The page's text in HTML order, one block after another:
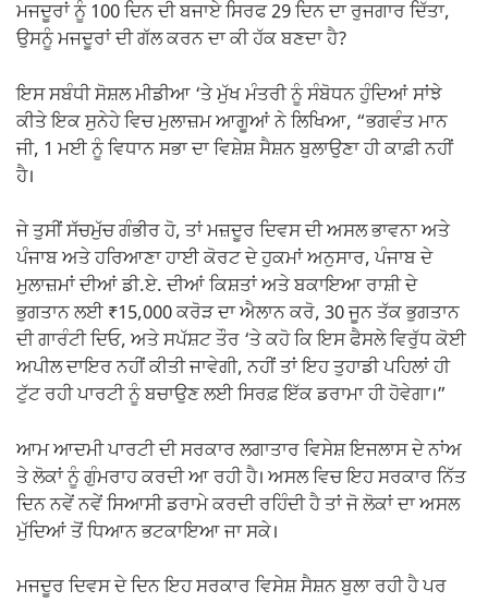
ਮਜਦੂਰਾਂ ਨੂੰ 100 ਦਿਨ ਦੀ ਬਜਾਏ ਸਿਰਫ 29 ਦਿਨ ਦਾ ਰੁਜਗਾਰ ਦਿੱਤਾ,
ਉਸਨੂੰ ਮਜਦੂਰਾਂ ਦੀ ਗੱਲ ਕਰਨ ਦਾ ਕੀ ਹੱਕ ਬਣਦਾ ਹੈ?
ਇਸ ਸਬੰਧੀ ਸੋਸ਼ਲ ਮੀਡੀਆ ‘ਤੇ ਮੁੱਖ ਮੰਤਰੀ ਨੂੰ ਸੰਬੋਧਨ ਹੁੰਦਿਆਂ ਸਾਂਝੇ
ਕੀਤੇ ਇਕ ਸੁਨੇਹੇ ਵਿਚ ਮੁਲਾਜ਼ਮ ਆਗੂਆਂ ਨੇ ਲਿਖਿਆ, “ਭਗਵੰਤ ਮਾਨ
ਜੀ, 1 ਮਈ ਨੂੰ ਵਿਧਾਨ ਸਭਾ ਦਾ ਵਿਸ਼ੇਸ਼ ਸੈਸ਼ਨ ਬੁਲਾਉਣਾ ਹੀ ਕਾਫ਼ੀ ਨਹੀਂ
ਹੈ।
ਜੇ ਤੁਸੀਂ ਸੱਚਮੁੱਚ ਗੰਭੀਰ ਹੋ, ਤਾਂ ਮਜ਼ਦੂਰ ਦਿਵਸ ਦੀ ਅਸਲ ਭਾਵਨਾ ਅਤੇ
ਪੰਜਾਬ ਅਤੇ ਹਰਿਆਣਾ ਹਾਈ ਕੋਰਟ ਦੇ ਹੁਕਮਾਂ ਅਨੁਸਾਰ, ਪੰਜਾਬ ਦੇ
ਮੁਲਾਜ਼ਮਾਂ ਦੀਆਂ ਡੀ.ਏ. ਦੀਆਂ ਕਿਸ਼ਤਾਂ ਅਤੇ ਬਕਾਇਆ ਰਾਸ਼ੀ ਦੇ
ਭੁਗਤਾਨ ਲਈ ₹15,000 ਕਰੋੜ ਦਾ ਐਲਾਨ ਕਰੋ, 30 ਜੂਨ ਤੱਕ ਭੁਗਤਾਨ
ਦੀ ਗਾਰੰਟੀ ਦਿਓ, ਅਤੇ ਸਪੱਸ਼ਟ ਤੌਰ ‘ਤੇ ਕਹੋ ਕਿ ਇਸ ਫੈਸਲੇ ਵਿਰੁੱਧ ਕੋਈ
ਅਪੀਲ ਦਾਇਰ ਨਹੀਂ ਕੀਤੀ ਜਾਵੇਗੀ, ਨਹੀਂ ਤਾਂ ਇਹ ਤੁਹਾਡੀ ਪਹਿਲਾਂ ਹੀ
ਟੁੱਟ ਰਹੀ ਪਾਰਟੀ ਨੂੰ ਬਚਾਉਣ ਲਈ ਸਿਰਫ਼ ਇੱਕ ਡਰਾਮਾ ਹੀ ਹੋਵੇਗਾ।”
ਆਮ ਆਦਮੀ ਪਾਰਟੀ ਦੀ ਸਰਕਾਰ ਲਗਾਤਾਰ ਵਿਸੇਸ਼ ਇਜਲਾਸ ਦੇ ਨਾਂਅ
ਤੇ ਲੋਕਾਂ ਨੂੰ ਗੁੰਮਰਾਹ ਕਰਦੀ ਆ ਰਹੀ ਹੈ। ਅਸਲ ਵਿਚ ਇਹ ਸਰਕਾਰ ਨਿੱਤ
ਦਿਨ ਨਵੇਂ ਨਵੇਂ ਸਿਆਸੀ ਡਰਾਮੇ ਕਰਦੀ ਰਹਿੰਦੀ ਹੈ ਤਾਂ ਜੋ ਲੋਕਾਂ ਦਾ ਅਸਲ
ਮੁੱਦਿਆਂ ਤੋਂ ਧਿਆਨ ਭਟਕਾਇਆ ਜਾ ਸਕੇ।
ਮਜਦੂਰ ਦਿਵਸ ਦੇ ਦਿਨ ਇਹ ਸਰਕਾਰ ਵਿਸੇਸ਼ ਸੈਸ਼ਨ ਬੁਲਾ ਰਹੀ ਹੈ ਪਰ